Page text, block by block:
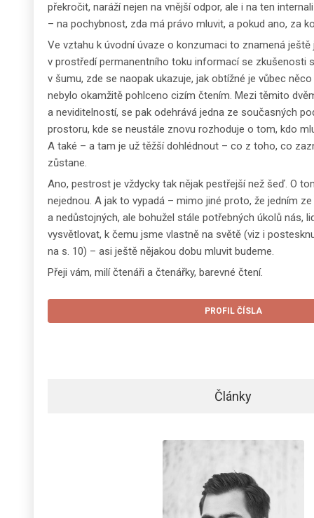
překročit, naráží nejen na vnější odpor, ale i na ten
– na pochybnost, zda má právo mluvit, a pokud ano, za
Ve vztahu k úvodní úvaze o konzumaci to znamená
v prostředí permanentního toku informací se zkušenosti
v šumu, zde se naopak ukazuje, jak obtížné je vůbec
nebylo okamžitě pohlceno cizím čtením. Mezi těmito
a neviditelností, se pak odehrává jedna ze současných
prostoru, kde se neustále znovu rozhoduje o tom, kdo
A také – a tam je už těžší dohlédnout – co z toho, co
zůstane.
Ano, pestrost je vždycky tak nějak pestřejší než šeď. O
nejednou. A jak to vypadá – mimo jiné proto, že jedním
a nedůstojných, ale bohužel stále potřebných úkolů nás,
vysvětlovat, k čemu jsme vlastně na světě (viz i
na s. 10) – asi ještě nějakou dobu mluvit budeme.
Přeji vám, milí čtenáři a čtenářky, barevné čtení.
PROFIL ČÍSLA
Články